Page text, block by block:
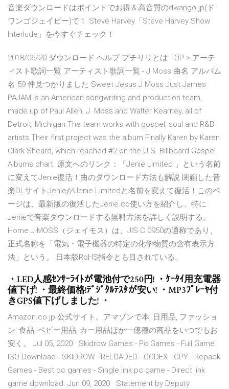
音楽ダウンロードはポイントでお得＆高音質のdwango.jp(ド
ワンゴジェイピー)で！ Steve Harvey「Steve Harvey Show
Interlude」を今すぐチェック！
2018/06/20 ダウンロード ヘルプ プチリリとは TOP > アーテ
ィスト歌詞一覧 アーティスト歌詞一覧 - J Moss 曲名 アルバム
名 59 件見つかりました Sweet Jesus J Moss Just James
PAJAM is an American songwriting and production team,
made up of Paul Allen, J. Moss and Walter Kearney, all of
Detroit, Michigan.The team works with gospel, soul and R&B
artists.Their first project was the album Finally Karen by Karen
Clark Sheard, which reached #2 on the U.S. Billboard Gospel
Albums chart. 原文へのリンク：「Jenie Limited 」という名前
に変えてJenie復活！曲のダウンロード方法も解説 閉鎖した音
楽DLサイトJenieがJenie Limitedと名前を変えて復活！このペ
ージは、最新版の復活したJenie.co使い方を紹介し、特に
Jenieで音楽ダウンロードする無料方法を詳しく説明する。
Home J-MOSS（ジェイモス）は、JIS C 0950の通称であり、
正式名称を「電気・電子機器の特定の化学物質の含有表示方
法」という。 日本版RoHS指令とも目されている。
・LED人感ｾﾝｻｰﾗｲﾄが電池付で250円! ・ｹｰﾀｲ用充電器
値下げ! ・最終価格!ﾃﾞｼﾞﾀﾙﾃｽﾀが安い! ・MP3ﾌﾟﾚｰﾔ付
きGPS値下げしました! ・
Amazon.co.jp 公式サイト。アマゾンで本, 日用品, ファッショ
ン, 食品, ベビー用品, カー用品ほか一億種の商品をいつでもお
安く。 Jul 05, 2020 · Skidrow Games - Pc Games - Full Game
ISO Download - SKIDROW - RELOADED - CODEX - CPY - Repack
Games - Best pc games - Single link pc game - Direct link
game download. Jun 09, 2020 · Statement by Deputy